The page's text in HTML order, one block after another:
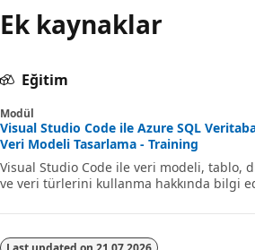
Ek kaynaklar
Eğitim
Modül
Visual Studio Code ile Azure SQL
Veri Modeli Tasarlama - Training
Visual Studio Code ile veri modeli, tablo,
ve veri türlerini kullanma hakkında bilgi